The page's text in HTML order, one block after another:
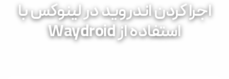
اجرا کردن اندروید در لینوکس با
استفاده از Waydroid